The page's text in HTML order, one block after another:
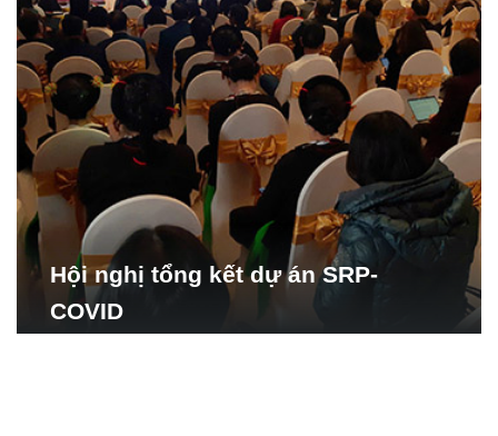
Hội nghị tổng kết dự án SRP-
COVID